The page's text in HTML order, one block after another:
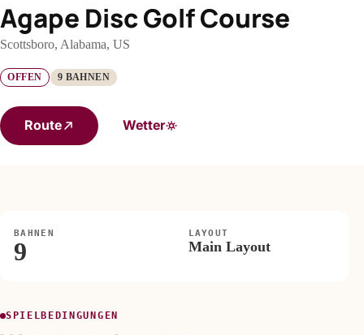
Agape Disc Golf Course
Scottsboro, Alabama, US
OFFEN 9 BAHNEN
Route Wetter
BAHNEN
9
LAYOUT
Main Layout
SPIELBEDINGUNGEN